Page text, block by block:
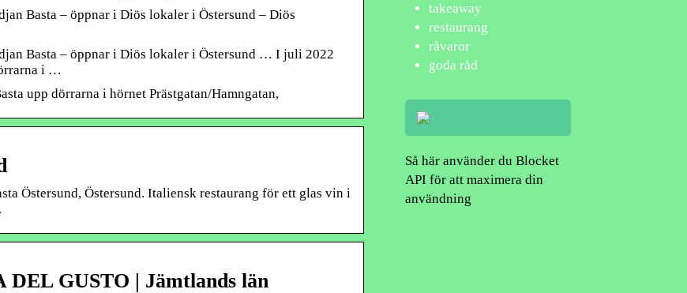
Basta – öppnar i Diös lokaler i Östersund – Diös
Basta – öppnar i Diös lokaler i Östersund … I juli 2022
i …
upp dörrarna i hörnet Prästgatan/Hamngatan,
Östersund, Östersund. Italiensk restaurang för ett glas vin i
GUSTO | Jämtlands län
takeaway
restaurang
råvaror
goda råd
Så här använder du Blocket
API för att maximera din
användning